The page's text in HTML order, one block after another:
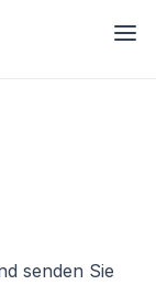
senden Sie